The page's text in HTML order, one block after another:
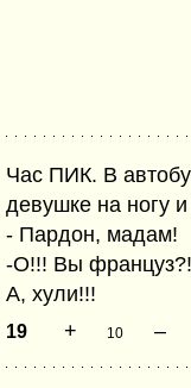
Час ПИК. В
девушке на ногу
- Пардон, мадам!
-О!!! Вы
А, хули!!!
19 + 10 –